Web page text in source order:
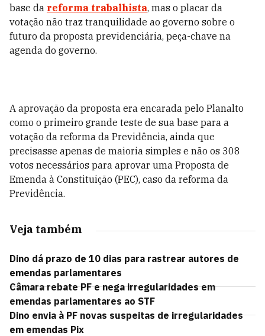
base da reforma trabalhista, mas o placar da
votação não traz tranquilidade ao governo sobre o
futuro da proposta previdenciária, peça-chave na
agenda do governo.
A aprovação da proposta era encarada pelo Planalto
como o primeiro grande teste de sua base para a
votação da reforma da Previdência, ainda que
precisasse apenas de maioria simples e não os 308
votos necessários para aprovar uma Proposta de
Emenda à Constituição (PEC), caso da reforma da
Previdência.
Veja também
Dino dá prazo de 10 dias para rastrear autores de
emendas parlamentares
Câmara rebate PF e nega irregularidades em
emendas parlamentares ao STF
Dino envia à PF novas suspeitas de irregularidades
em emendas Pix